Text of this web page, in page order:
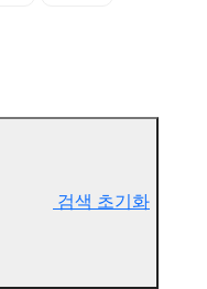
검색 초기화